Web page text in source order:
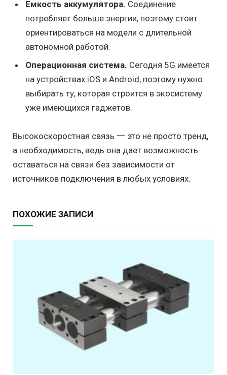
Емкость аккумулятора. Соединение
потребляет больше энергии, поэтому стоит
ориентироваться на модели с длительной
автономной работой.
Операционная система. Сегодня 5G имеется
на устройствах iOS и Android, поэтому нужно
выбирать ту, которая строится в экосистему
уже имеющихся гаджетов.
Высокоскоростная связь 一 это не просто тренд,
а необходимость, ведь она дает возможность
оставаться на связи без зависимости от
источников подключения в любых условиях.
ПОХОЖИЕ ЗАПИСИ